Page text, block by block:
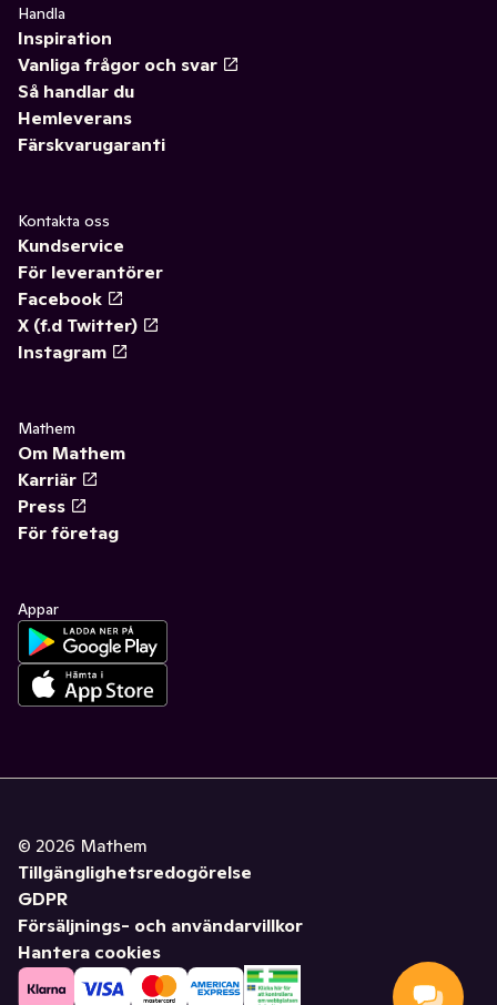
Handla
Inspiration
Vanliga frågor och svar
Så handlar du
Hemleverans
Färskvarugaranti
Kontakta oss
Kundservice
För leverantörer
Facebook
X (f.d Twitter)
Instagram
Mathem
Om Mathem
Karriär
Press
För företag
Appar
© 2026 Mathem
Tillgänglighetsredogörelse
GDPR
Försäljnings- och användarvillkor
Hantera cookies